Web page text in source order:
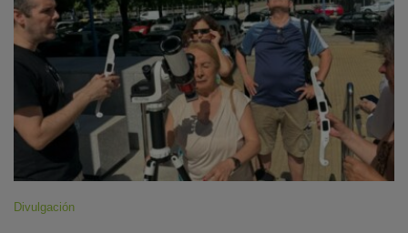
Divulgación